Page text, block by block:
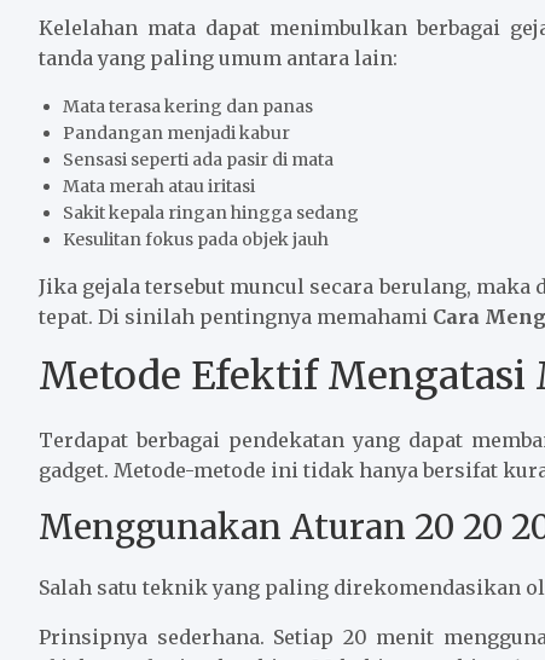
Kelelahan mata dapat menimbulkan berbagai
tanda yang paling umum antara lain:
Mata terasa kering dan panas
Pandangan menjadi kabur
Sensasi seperti ada pasir di mata
Mata merah atau iritasi
Sakit kepala ringan hingga sedang
Kesulitan fokus pada objek jauh
Jika gejala tersebut muncul secara berulang,
tepat. Di sinilah pentingnya memahami Cara
Metode Efektif Mengatasi
Terdapat berbagai pendekatan yang dapat
gadget. Metode-metode ini tidak hanya bersifat
Menggunakan Aturan 20 20
Salah satu teknik yang paling direkomendasikan
Prinsipnya sederhana. Setiap 20 menit